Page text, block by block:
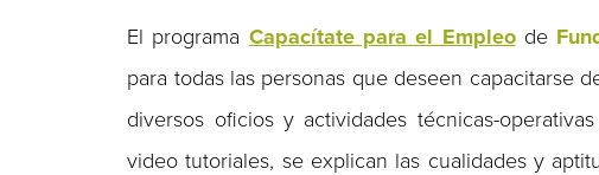
El programa Capacítate para el Empleo de
para todas las personas que deseen capacitarse
diversos oficios y actividades técnicas-
video tutoriales, se explican las cualidades y